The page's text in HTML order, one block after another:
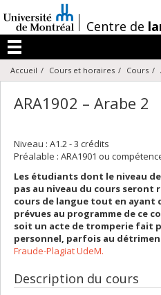
au
contenu
/
Centre de
Menu
Accueil Cours et horaires Cours
ARA1902 – Arabe 2
Niveau : A1.2 - 3 crédits
Préalable : ARA1901 ou
Les étudiants dont le niveau
pas au niveau du cours seront
cours de langue tout en ayant
prévues au programme de ce
soit un acte de tromperie fait
personnel, parfois au
Fraude-Plagiat UdeM.
Description du cours